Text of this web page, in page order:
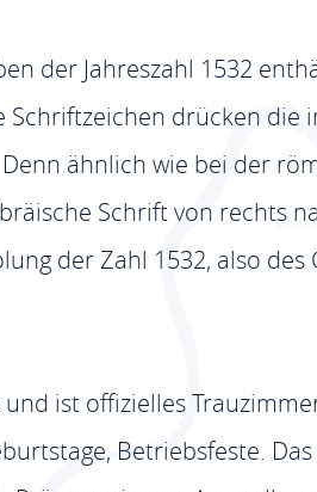
der Jahreszahl 1532
drücken die
ähnlich wie bei der
Schrift von rechts
der Zahl 1532, also des
ist offizielles
Betriebsfeste.